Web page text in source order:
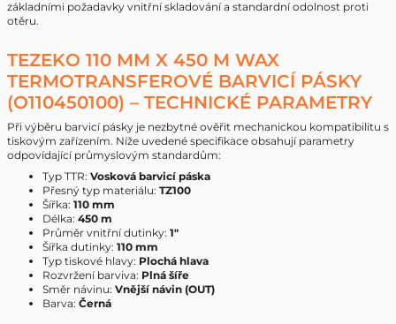
základními požadavky vnitřní skladování a standardní odolnost proti
otěru.
TEZEKO 110 MM X 450 M WAX
TERMOTRANSFEROVÉ BARVICÍ PÁSKY
(O110450100) – TECHNICKÉ PARAMETRY
Při výběru barvicí pásky je nezbytné ověřit mechanickou kompatibilitu s
tiskovým zařízením. Níže uvedené specifikace obsahují parametry
odpovídající průmyslovým standardům:
Typ TTR: Vosková barvicí páska
Přesný typ materiálu: TZ100
Šířka: 110 mm
Délka: 450 m
Průměr vnitřní dutinky: 1"
Šířka dutinky: 110 mm
Typ tiskové hlavy: Plochá hlava
Rozvržení barviva: Plná šíře
Směr návinu: Vnější návin (OUT)
Barva: Černá